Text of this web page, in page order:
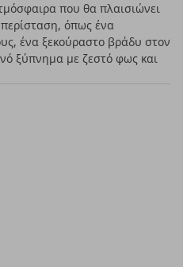
που θα πλαισιώνει
όπως ένα
ένα ξεκούραστο βράδυ στον
ξύπνημα με ζεστό φως και